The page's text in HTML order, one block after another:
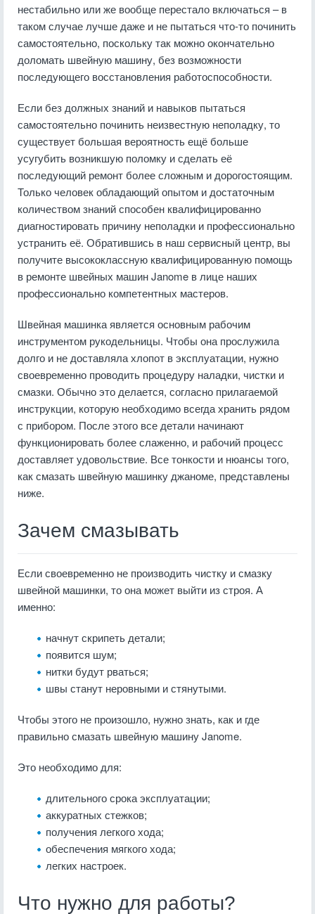
нестабильно или же вообще перестало включаться – в
таком случае лучше даже и не пытаться что-то починить
самостоятельно, поскольку так можно окончательно
доломать швейную машину, без возможности
последующего восстановления работоспособности.
Если без должных знаний и навыков пытаться
самостоятельно починить неизвестную неполадку, то
существует большая вероятность ещё больше
усугубить возникшую поломку и сделать её
последующий ремонт более сложным и дорогостоящим.
Только человек обладающий опытом и достаточным
количеством знаний способен квалифицированно
диагностировать причину неполадки и профессионально
устранить её. Обратившись в наш сервисный центр, вы
получите высококлассную квалифицированную помощь
в ремонте швейных машин Janome в лице наших
профессионально компетентных мастеров.
Швейная машинка является основным рабочим
инструментом рукодельницы. Чтобы она прослужила
долго и не доставляла хлопот в эксплуатации, нужно
своевременно проводить процедуру наладки, чистки и
смазки. Обычно это делается, согласно прилагаемой
инструкции, которую необходимо всегда хранить рядом
с прибором. После этого все детали начинают
функционировать более слаженно, и рабочий процесс
доставляет удовольствие. Все тонкости и нюансы того,
как смазать швейную машинку джаноме, представлены
ниже.
Зачем смазывать
Если своевременно не производить чистку и смазку
швейной машинки, то она может выйти из строя. А
именно:
начнут скрипеть детали;
появится шум;
нитки будут рваться;
швы станут неровными и стянутыми.
Чтобы этого не произошло, нужно знать, как и где
правильно смазать швейную машину Janome.
Это необходимо для:
длительного срока эксплуатации;
аккуратных стежков;
получения легкого хода;
обеспечения мягкого хода;
легких настроек.
Что нужно для работы?